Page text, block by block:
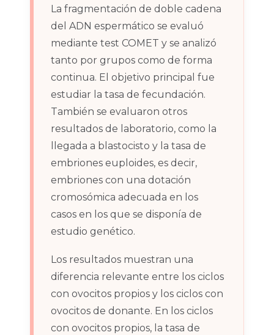
La fragmentación de doble cadena
del ADN espermático se evaluó
mediante test COMET y se analizó
tanto por grupos como de forma
continua. El objetivo principal fue
estudiar la tasa de fecundación.
También se evaluaron otros
resultados de laboratorio, como la
llegada a blastocisto y la tasa de
embriones euploides, es decir,
embriones con una dotación
cromosómica adecuada en los
casos en los que se disponía de
estudio genético.
Los resultados muestran una
diferencia relevante entre los ciclos
con ovocitos propios y los ciclos con
ovocitos de donante. En los ciclos
con ovocitos propios, la tasa de